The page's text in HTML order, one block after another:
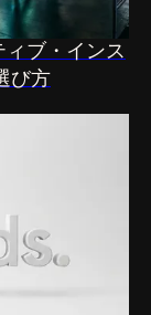
ブ・インス
び方